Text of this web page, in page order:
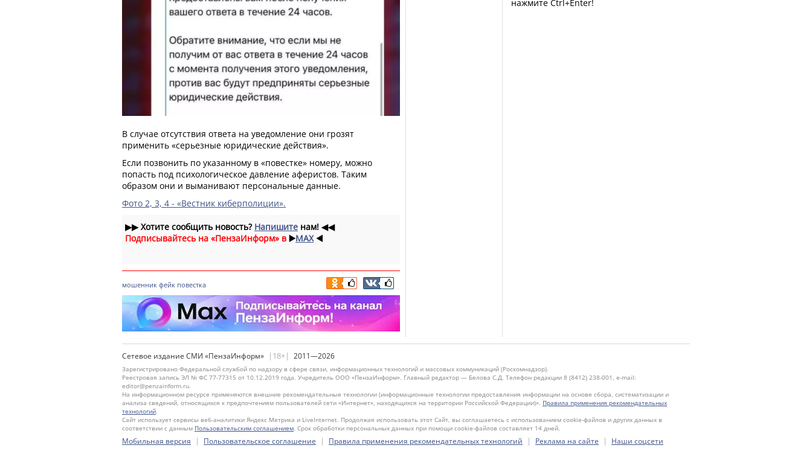
В случае отсутствия ответа на уведомление они грозят
применить «серьезные юридические действия».
Если позвонить по указанному в «повестке» номеру, можно
попасть под психологическое давление аферистов. Таким
образом они и выманивают персональные данные.
Фото 2, 3, 4 - «Вестник киберполиции».
▶▶Хотите сообщить новость? Напишите нам! ◀◀
Подписывайтесь на «ПензаИнформ» в ▶️MAX ◀️
мошенник фейк повестка
нажмите Ctrl+Enter!
Сетевое издание СМИ «ПензаИнформ» |18+| 2011—2026
Зарегистрировано Федеральной службой по надзору в сфере связи, информационных технологий и массовых коммуникаций (Роскомнадзор).
Реестровая запись ЭЛ № ФС 77-77315 от 10.12.2019 года. Учредитель ООО «ПензаИнформ». Главный редактор — Белова С.Д. Телефон редакции 8 (8412) 238-001, e-mail:
editor@penzainform.ru.
На информационном ресурсе применяются внешние рекомендательные технологии (информационные технологии предоставления информации на основе сбора, систематизации и
анализа сведений, относящихся к предпочтениям пользователей сети «Интернет», находящихся на территории Российской Федерации)». Правила применения рекомендательных
технологий.
Сайт использует сервисы веб-аналитики Яндекс Метрика и LiveInternet. Продолжая использовать этот Сайт, вы соглашаетесь с использованием cookie-файлов и других данных в
соответствии с данным Пользовательским соглашением. Срок обработки персональных данных при помощи cookie-файлов составляет 14 дней.
Мобильная версия | Пользовательское соглашение | Правила применения рекомендательных технологий | Реклама на сайте | Наши соцсети